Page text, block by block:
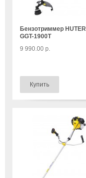
Бензотриммер HUTER
GGT-1900T
9 990.00 р.